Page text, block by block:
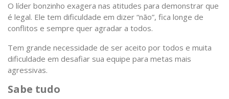
O líder bonzinho exagera nas atitudes para demonstrar que
é legal. Ele tem dificuldade em dizer “não”, fica longe de
conflitos e sempre quer agradar a todos.
Tem grande necessidade de ser aceito por todos e muita
dificuldade em desafiar sua equipe para metas mais
agressivas.
Sabe tudo